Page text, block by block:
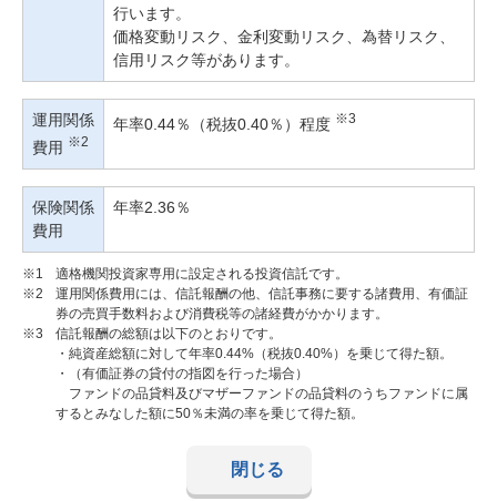
行います。
価格変動リスク、金利変動リスク、為替リスク、
信用リスク等があります。
運用関係
費用 ※2
年率0.44％（税抜0.40％）程度 ※3
保険関係
費用
年率2.36％
※1
適格機関投資家専用に設定される投資信託です。
※2
運用関係費用には、信託報酬の他、信託事務に要する諸費用、有価証
券の売買手数料および消費税等の諸経費がかかります。
※3
信託報酬の総額は以下のとおりです。
・純資産総額に対して年率0.44%（税抜0.40%）を乗じて得た額。
・（有価証券の貸付の指図を行った場合）
ファンドの品貸料及びマザーファンドの品貸料のうちファンドに属
するとみなした額に50％未満の率を乗じて得た額。
閉じる